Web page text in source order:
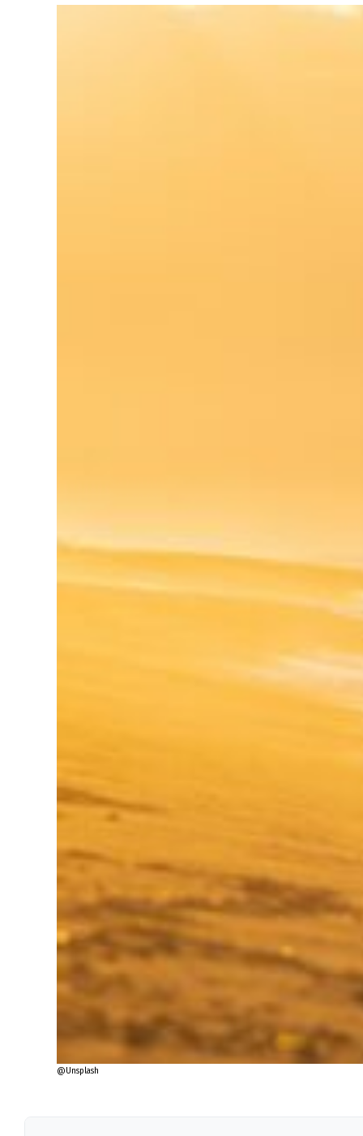
@Unsplash